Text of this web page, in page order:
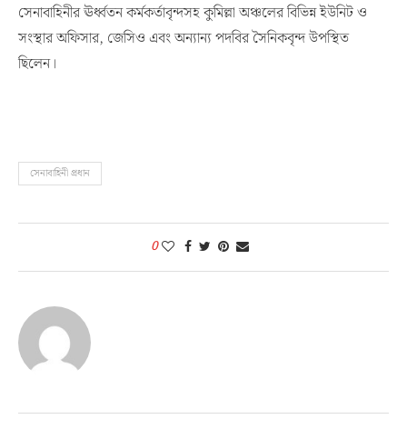
সেনাবাহিনীর ঊর্ধ্বতন কর্মকর্তাবৃন্দসহ কুমিল্লা অঞ্চলের বিভিন্ন ইউনিট ও
সংস্থার অফিসার, জেসিও এবং অন্যান্য পদবির সৈনিকবৃন্দ উপস্থিত
ছিলেন।
সেনাবাহিনী প্রধান
0